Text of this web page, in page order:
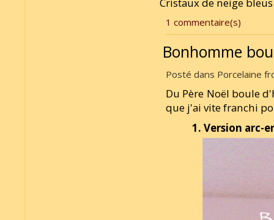
1 commentaire(s)
Bonhomme
Posté dans Porcelaine
Du Père Noël boule
que j'ai vite franchi
1. Version arc-